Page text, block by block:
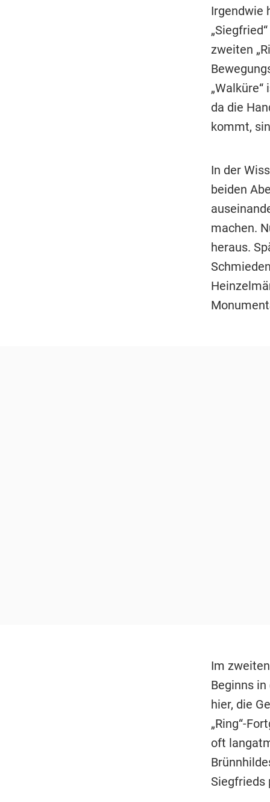
Irgendwie
zweiten
da die
kommt,
In der
beiden
machen.
heraus.
Im
Beginns
hier, die
„Ring“-
oft
Siegfrieds